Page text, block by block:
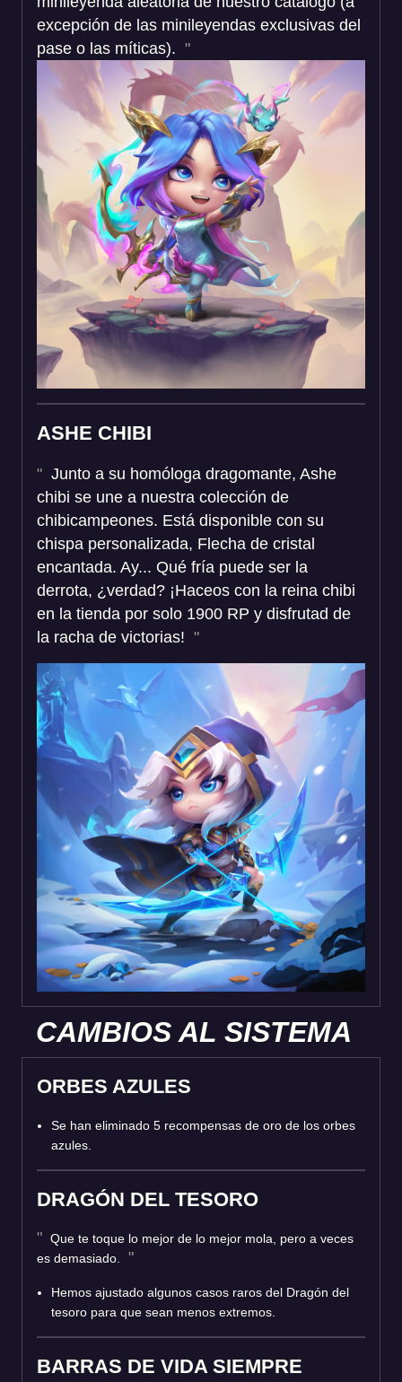
excepción de las minileyendas exclusivas del
pase o las míticas).
ASHE CHIBI
Junto a su homóloga dragomante, Ashe
chibi se une a nuestra colección de
chibicampeones. Está disponible con su
chispa personalizada, Flecha de cristal
encantada. Ay... Qué fría puede ser la
derrota, ¿verdad? ¡Haceos con la reina chibi
en la tienda por solo 1900 RP y disfrutad de
la racha de victorias!
CAMBIOS AL SISTEMA
ORBES AZULES
Se han eliminado 5 recompensas de oro de los orbes
azules.
DRAGÓN DEL TESORO
Que te toque lo mejor de lo mejor mola, pero a veces
es demasiado.
Hemos ajustado algunos casos raros del Dragón del
tesoro para que sean menos extremos.
BARRAS DE VIDA SIEMPRE